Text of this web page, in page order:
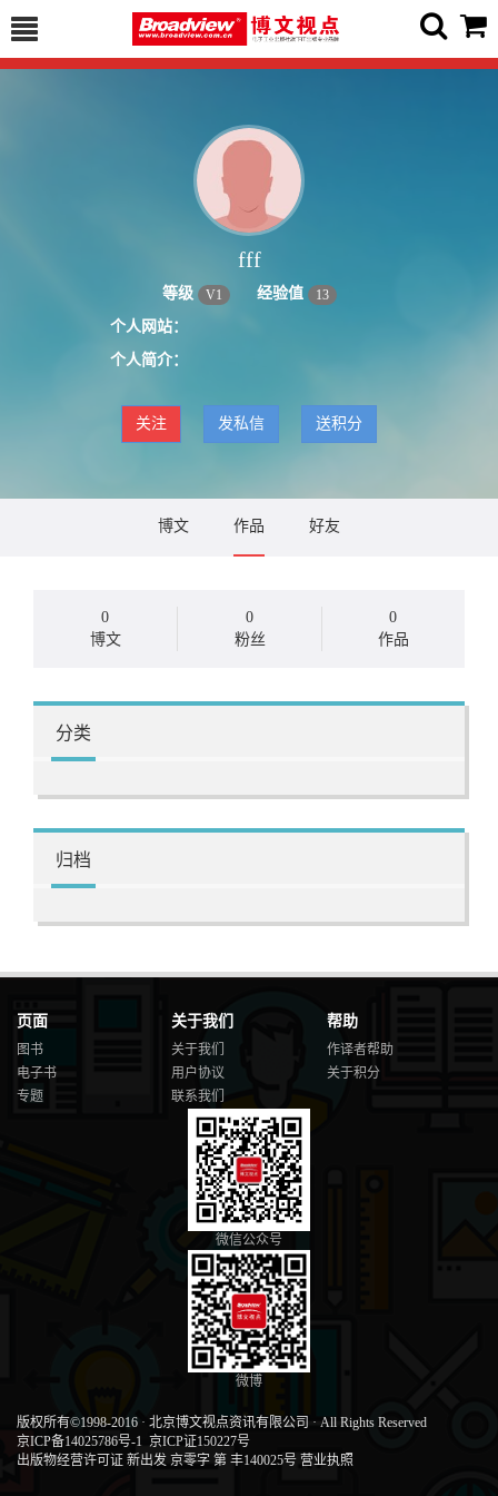
fff
等级 V1 经验值 13
个人网站：
个人简介：
关注 发私信 送积分
博文 作品 好友
0
博文
0
粉丝
0
作品
分类
归档
页面
图书
电子书
专题
关于我们
关于我们
用户协议
联系我们
帮助
作译者帮助
关于积分
微信公众号
微博
版权所有©1998-2016 · 北京博文视点资讯有限公司 · All Rights Reserved
京ICP备14025786号-1 京ICP证150227号
出版物经营许可证 新出发 京零字 第 丰140025号 营业执照